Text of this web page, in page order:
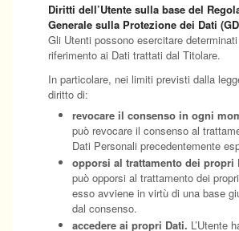
Diritti dell’Utente sulla base del
Generale sulla Protezione dei Dati
Gli Utenti possono esercitare
riferimento ai Dati trattati dal Titolare.
In particolare, nei limiti previsti dalla
diritto di:
revocare il consenso in ogni
può revocare il consenso al
Dati Personali precedentemente
opporsi al trattamento dei propri
può opporsi al trattamento dei
esso avviene in virtù di una base
dal consenso.
accedere ai propri Dati. L’Utente